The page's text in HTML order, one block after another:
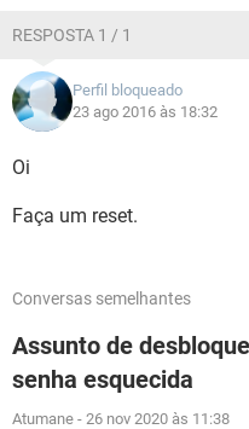
RESPOSTA 1 / 1
Perfil bloqueado
23 ago 2016 às 18:32
Oi
Faça um reset.
Conversas semelhantes
Assunto de
senha esquecida
Atumane - 26 nov 2020 às 11:38